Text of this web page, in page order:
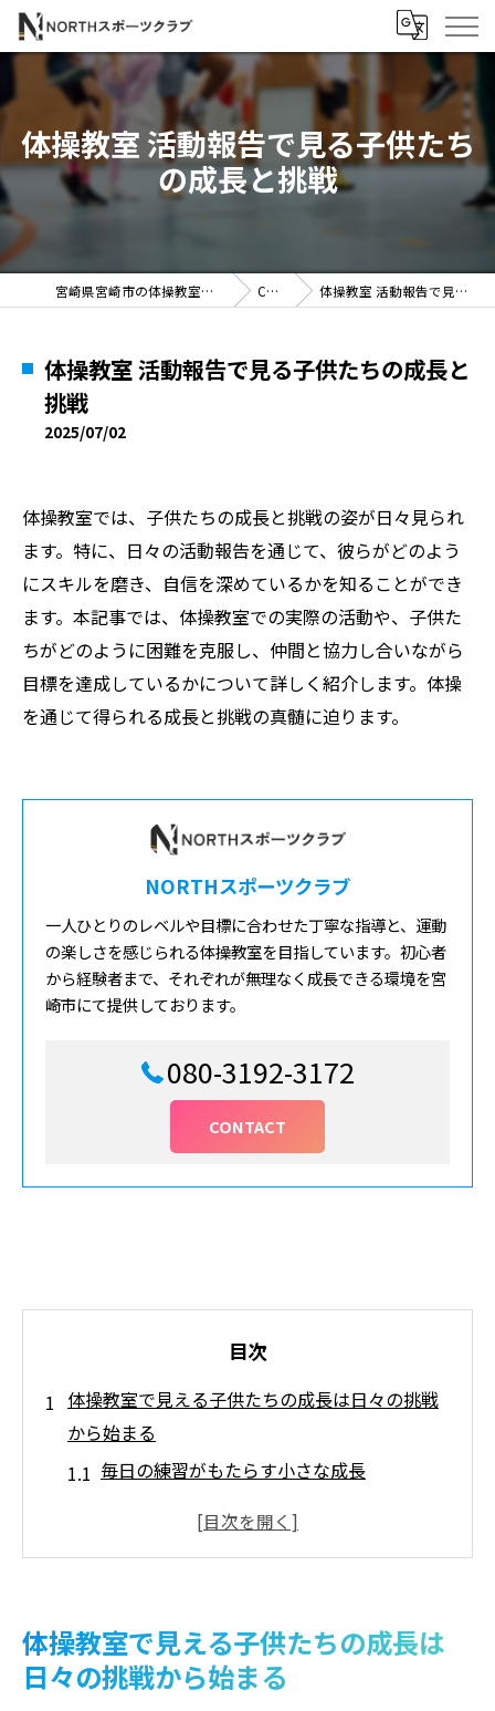
体操教室 活動報告で見る子供たち
の成長と挑戦
宮崎県宮崎市の体操教室ならNORTHスポーツクラブ COLUMN 体操教室 活動報告で見る子供たちの成長と挑戦
体操教室 活動報告で見る子供たちの成長と
挑戦
2025/07/02
体操教室では、子供たちの成長と挑戦の姿が日々見られ
ます。特に、日々の活動報告を通じて、彼らがどのよう
にスキルを磨き、自信を深めているかを知ることができ
ます。本記事では、体操教室での実際の活動や、子供た
ちがどのように困難を克服し、仲間と協力し合いながら
目標を達成しているかについて詳しく紹介します。体操
を通じて得られる成長と挑戦の真髄に迫ります。
NORTHスポーツクラブ
一人ひとりのレベルや目標に合わせた丁寧な指導と、運動
の楽しさを感じられる体操教室を目指しています。初心者
から経験者まで、それぞれが無理なく成長できる環境を宮
崎市にて提供しております。
080-3192-3172
CONTACT
目次
体操教室で見える子供たちの成長は日々の挑戦
から始まる
毎日の練習がもたらす小さな成長
挑戦を通じた自己突破の瞬間
親子で共有する成長の喜び
体操教室の活動報告が示すスキル向上と自信の
体操教室で見える子供たちの成長は
日々の挑戦から始まる